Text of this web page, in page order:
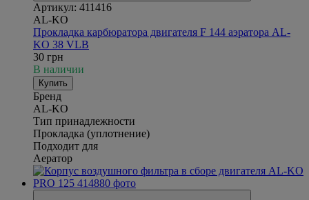
Артикул: 411416
AL-KO
Прокладка карбюратора двигателя F 144 аэратора AL-
KO 38 VLB
30 грн
В наличии
Купить
Бренд
AL-KO
Тип принадлежности
Прокладка (уплотнение)
Подходит для
Аератор